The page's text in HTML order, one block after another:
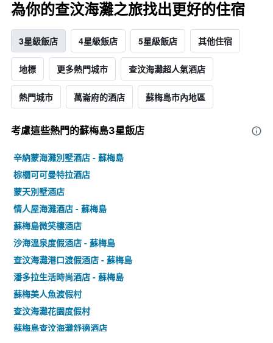
為你的查汶海灘之旅找出更好的住宿
3星級飯店 4星級飯店 5星級飯店 其他住宿
地標 更多熱門城市 查汶海灘超人氣酒店
熱門城市 萬崙府的酒店 蘇梅島市內地區
考慮這些熱門的蘇梅島3星​飯店
辛納蒙海灘別墅酒店 - 蘇梅島
棕櫚可可曼特拉酒店
蒙天別墅酒店
情人屋海灘酒店 - 蘇梅島
蘇梅島微笑樓酒店
沙海溫泉度假酒店 - 蘇梅島
查汶海灘港口渡假酒店 - 蘇梅島
潘多拉生活時尚酒店 - 蘇梅島
蘇梅美人魚渡假村
查汶海灘花園度假村
蘇梅島查汶海灘舒適酒店